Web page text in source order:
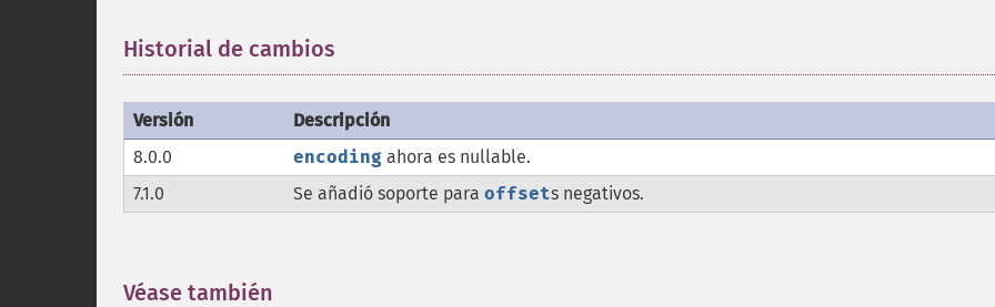
Historial de cambios
Versión
Descripción
8.0.0
encoding ahora es nullable.
7.1.0
Se añadió soporte para offsets negativos.
Véase también